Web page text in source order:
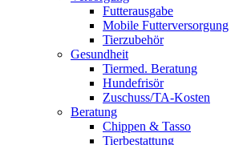
Futterausgabe
Mobile Futterversorgung
Tierzubehör
Gesundheit
Tiermed. Beratung
Hundefrisör
Zuschuss/TA-Kosten
Beratung
Chippen & Tasso
Tierbestattung